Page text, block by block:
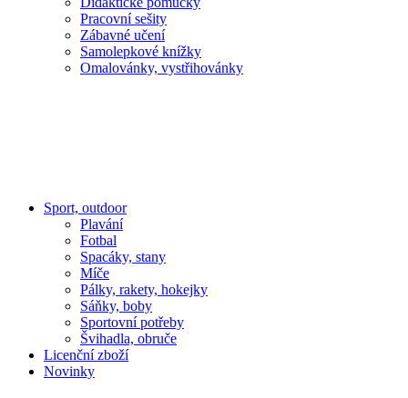
Pracovní sešity
Zábavné učení
Samolepkové knížky
Omalovánky, vystřihovánky
Sport, outdoor
Plavání
Fotbal
Spacáky, stany
Míče
Pálky, rakety, hokejky
Sáňky, boby
Sportovní potřeby
Švihadla, obruče
Licenční zboží
Novinky